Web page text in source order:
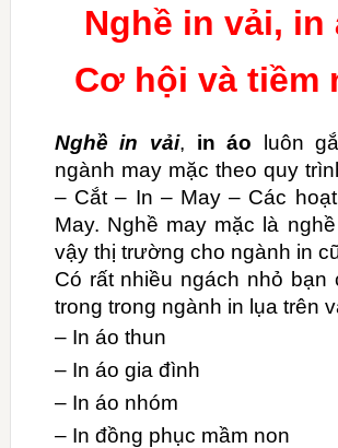
Nghề in vải, in
Cơ hội và tiềm
Nghề in vải, in áo luôn
ngành may mặc theo quy
– Cắt – In – May – Các
May. Nghề may mặc là
vậy thị trường cho ngành in
Có rất nhiều ngách nhỏ bạn
trong trong ngành in lụa trên
– In áo thun
– In áo gia đình
– In áo nhóm
– In đồng phục mầm non